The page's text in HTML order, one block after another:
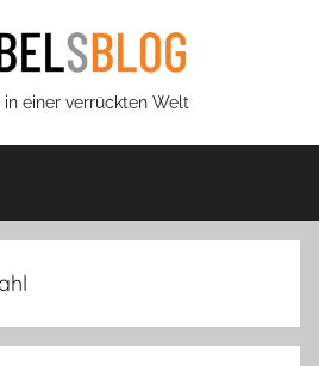
einer verrückten Welt